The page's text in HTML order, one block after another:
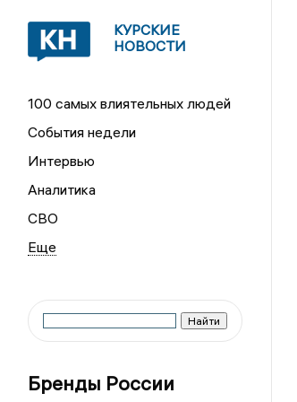
КУРСКИЕ
НОВОСТИ
100 самых влиятельных людей
События недели
Интервью
Аналитика
СВО
Бренды России